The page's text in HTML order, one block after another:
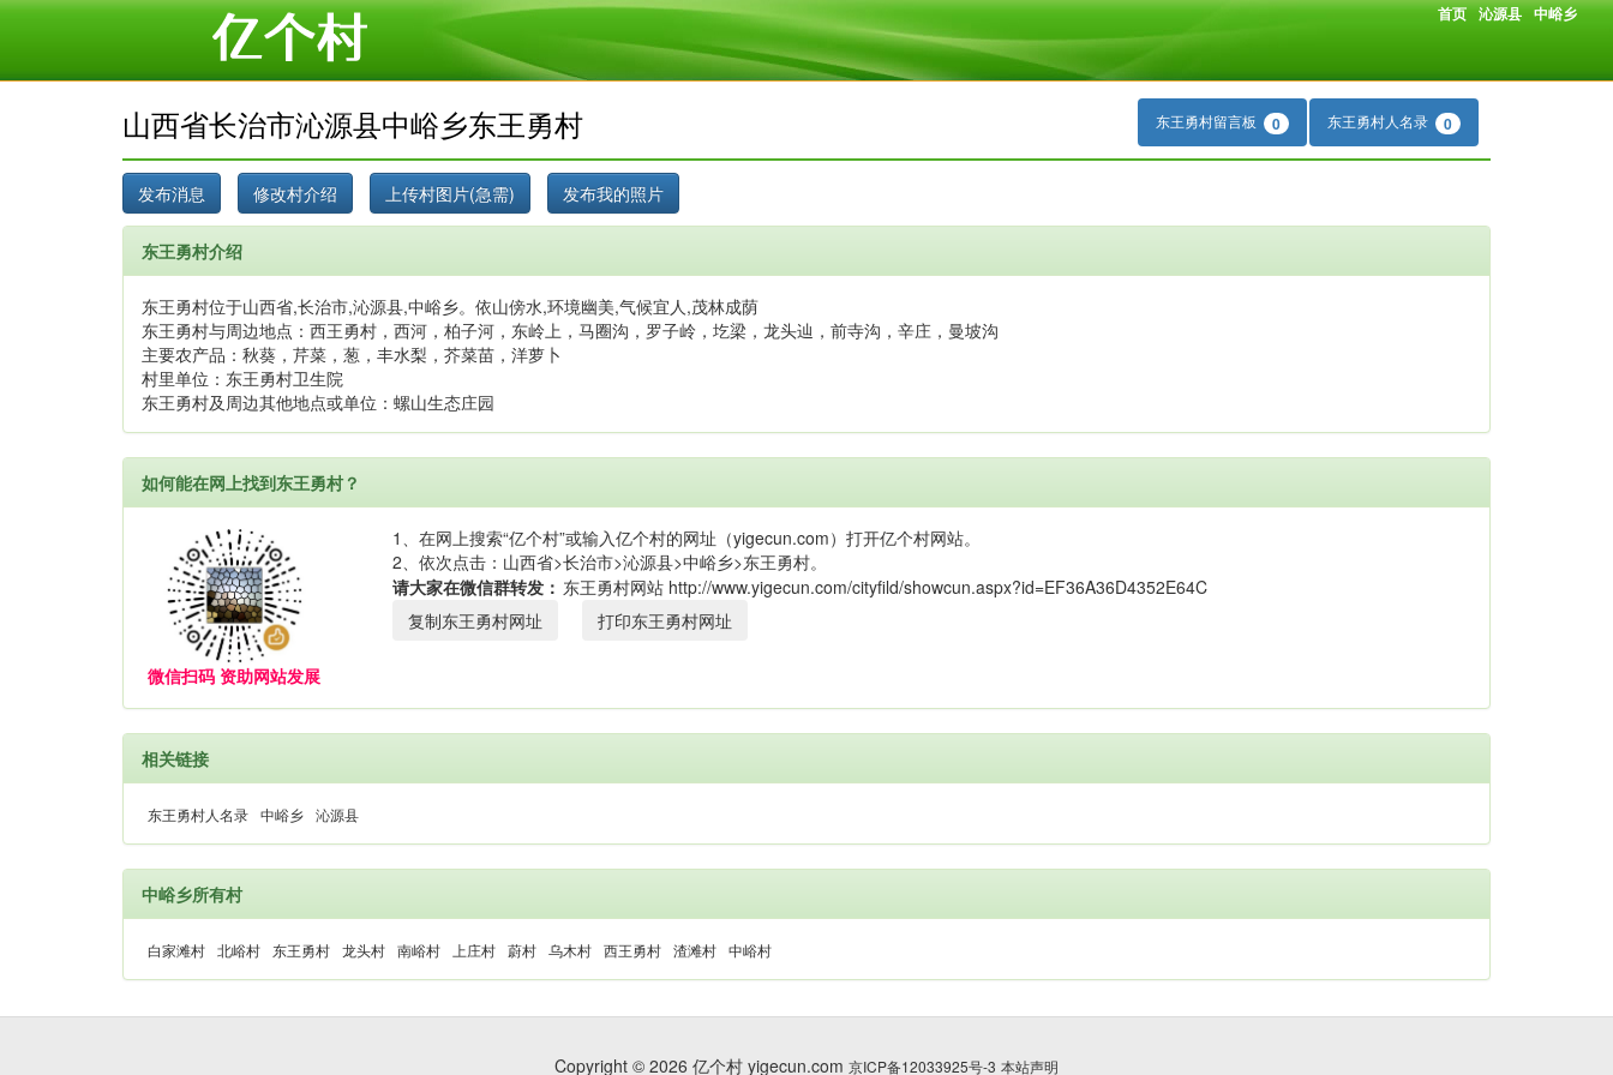
首页 沁源县 中峪乡
山西省长治市沁源县中峪乡东王勇村 东王勇村留言板 0 东王勇村人名录 0
东王勇村介绍
东王勇村位于山西省,长治市,沁源县,中峪乡。依山傍水,环境幽美,气候宜人,茂林成荫
东王勇村与周边地点：西王勇村，西河，柏子河，东岭上，马圈沟，罗子岭，圪梁，龙头辿，前寺沟，辛庄，曼坡沟
主要农产品：秋葵，芹菜，葱，丰水梨，芥菜苗，洋萝卜
村里单位：东王勇村卫生院
东王勇村及周边其他地点或单位：螺山生态庄园
如何能在网上找到东王勇村？
微信扫码 资助网站发展
1、在网上搜索“亿个村”或输入亿个村的网址（yigecun.com）打开亿个村网站。
2、依次点击：山西省>长治市>沁源县>中峪乡>东王勇村。
请大家在微信群转发：
复制东王勇村网址
打印东王勇村网址
相关链接
东王勇村人名录 中峪乡 沁源县
中峪乡所有村
白家滩村 北峪村 东王勇村 龙头村 南峪村 上庄村 蔚村 乌木村 西王勇村 渣滩村 中峪村
Copyright © 2026 亿个村 yigecun.com 京ICP备12033925号-3 本站声明